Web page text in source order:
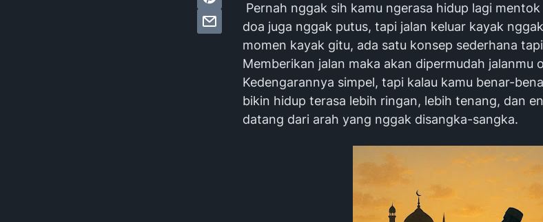
Pernah nggak sih kamu ngerasa hidup lagi
doa juga nggak putus, tapi jalan keluar kayak
momen kayak gitu, ada satu konsep sederhana
Memberikan jalan maka akan dipermudah jalanmu
Kedengarannya simpel, tapi kalau kamu benar-
bikin hidup terasa lebih ringan, lebih tenang, dan
datang dari arah yang nggak disangka-sangka.